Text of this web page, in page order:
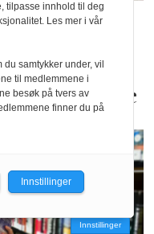
i
85 mill.
tilbake
Innstillinger
tilpasse innhold til deg
Les mer i vår
samtykker under, vil
til medlemmene i
besøk på tvers av
finner du på
Innstillinger